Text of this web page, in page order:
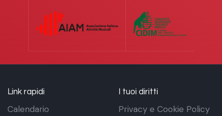
Link rapidi
Calendario
I tuoi diritti
Privacy e Cookie Policy